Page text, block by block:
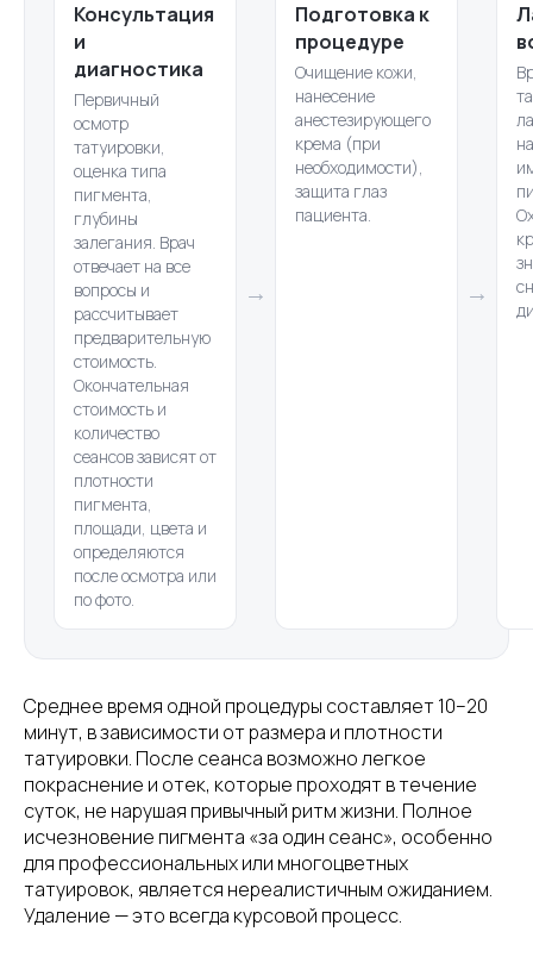
Консультация
и
диагностика
Первичный
осмотр
татуировки,
оценка типа
пигмента,
глубины
залегания. Врач
отвечает на все
вопросы и
рассчитывает
предварительную
стоимость.
Окончательная
стоимость и
количество
сеансов зависят от
плотности
пигмента,
площади, цвета и
определяются
после осмотра или
по фото.
→
Подготовка к
процедуре
Очищение кожи,
нанесение
анестезирующего
крема (при
необходимости),
защита глаз
пациента.
→
Среднее время одной процедуры составляет 10–20
минут, в зависимости от размера и плотности
татуировки. После сеанса возможно легкое
покраснение и отек, которые проходят в течение
суток, не нарушая привычный ритм жизни. Полное
исчезновение пигмента «за один сеанс», особенно
для профессиональных или многоцветных
татуировок, является нереалистичным ожиданием.
Удаление — это всегда курсовой процесс.